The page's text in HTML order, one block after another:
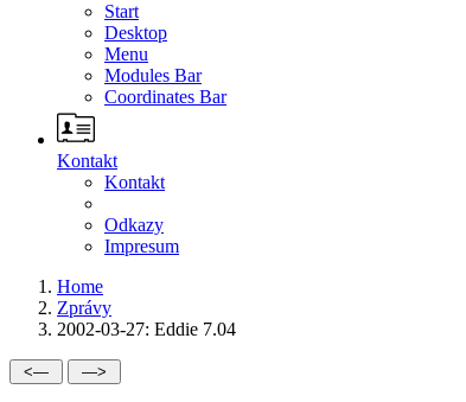
Start
Desktop
Menu
Modules Bar
Coordinates Bar
Kontakt
Kontakt
Odkazy
Impresum
Home
Zprávy
2002-03-27: Eddie 7.04